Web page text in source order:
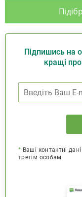
Підпишись на
кращі
* Ваші контактні
третім особам